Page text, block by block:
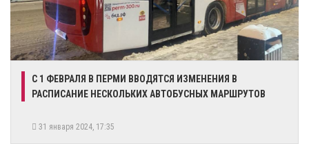
​С 1 ФЕВРАЛЯ В ПЕРМИ ВВОДЯТСЯ ИЗМЕНЕНИЯ В
РАСПИСАНИЕ НЕСКОЛЬКИХ АВТОБУСНЫХ МАРШРУТОВ
31 января 2024, 17:35